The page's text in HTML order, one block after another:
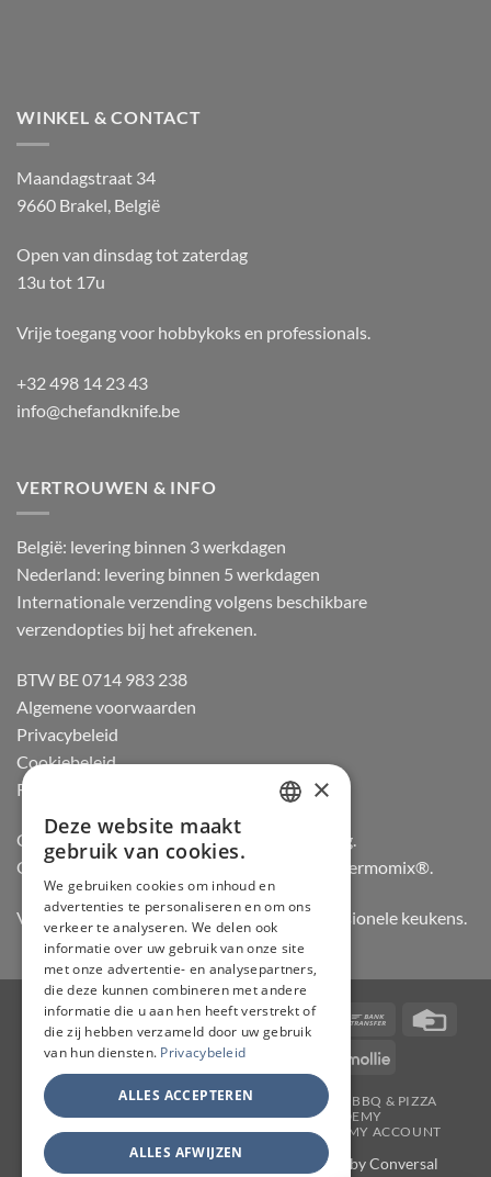
WINKEL & CONTACT
Maandagstraat 34
9660 Brakel, België
Open van dinsdag tot zaterdag
13u tot 17u
Vrije toegang voor hobbykoks en professionals.
+32 498 14 23 43
info@chefandknife.be
VERTROUWEN & INFO
België: levering binnen 3 werkdagen
Nederland: levering binnen 5 werkdagen
Internationale verzending volgens beschikbare
verzendopties bij het afrekenen.
BTW BE 0714 983 238
Algemene voorwaarden
Privacybeleid
Cookiebeleid
Retourneren
Officiële dealer van Gozney en Big Green Egg.
Officiële advisor en verdeler van Vorwerk Thermomix®.
Vertrouwd door hobbykoks, chefs en professionele keukens.
Visa PayPal Stripe MasterCardBancontactBank
IDeal Invoice Maestro Mollie
JAPANSE MESSEN SLIJPERIJ KOOKGEREI
BBQ & PIZZA
THERMOMIX
WORKSHOPS
ACADEMY
TAFELMESSEN & SCHOOLSETS
CONTACT MY ACCOUNT
Copyright 2026 © CHEF & KNIFE | Support byConversal
GERMAN
ENGLISH
×
Deze website maakt
gebruik van cookies.
We gebruiken cookies om inhoud en
advertenties te personaliseren en om ons
verkeer te analyseren. We delen ook
informatie over uw gebruik van onze site
met onze advertentie- en analysepartners,
die deze kunnen combineren met andere
informatie die u aan hen heeft verstrekt of
die zij hebben verzameld door uw gebruik
van hun diensten. Privacybeleid
ALLES ACCEPTEREN
ALLES AFWIJZEN